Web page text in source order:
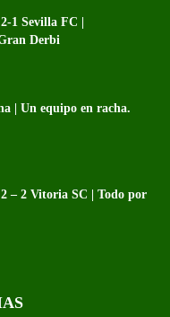
1 Sevilla FC |
Derbi
| Un equipo en racha.
– 2 Vitoria SC | Todo por